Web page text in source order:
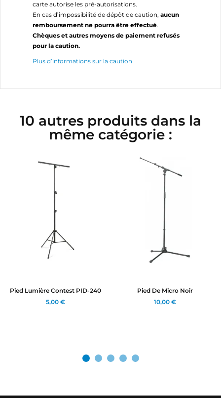
carte autorise les pré-autorisations.
En cas d’impossibilité de dépôt de caution, aucun
remboursement ne pourra être effectué.
Chèques et autres moyens de paiement refusés
pour la caution.
Plus d’informations sur la caution
10 autres produits dans la
même catégorie :
Pied Lumière Contest PID-240
5,00 €
Pied De Micro Noir
10,00 €